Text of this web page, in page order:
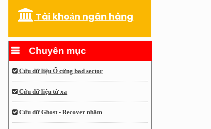
Tài khoản ngân hàng
Chuyên mục
Cứu dữ liệu Ổ cứng bad sector
Cứu dữ liệu từ xa
Cứu dữ Ghost - Recover nhầm